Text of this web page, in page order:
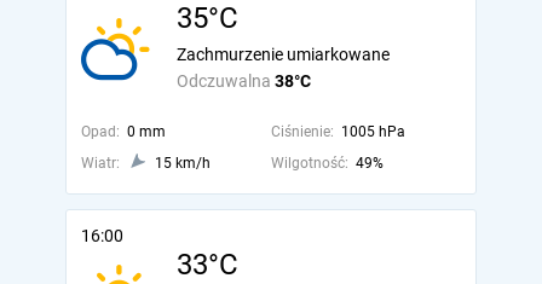
35°C
Odczuwalna 38°C
Zachmurzenie umiarkowane
Opad: 0 mm Ciśnienie: 1005 hPa
Wiatr:
15 km/h Wilgotność: 49%
16:00
33°C